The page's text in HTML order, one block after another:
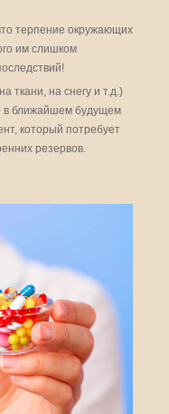
терпение окружающих
им слишком
ткани, на снегу и т.д.)
в ближайшем будущем
который потребует
резервов.